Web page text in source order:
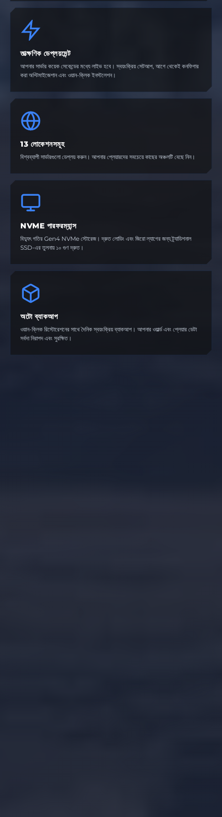
তাত্ক্ষণিক ডেপ্লয়মেন্ট
আপনার সার্ভার কয়েক সেকেন্ডের মধ্যে লাইভ হবে। স্বয়ংক্রিয় সেটআপ, আগে থেকেই কনফিগার
করা অপ্টিমাইজেশান এবং ওয়ান-ক্লিক ইনস্টলেশন।
13 লোকেশনসমূহ
বিশ্বব্যাপী সার্ভারগুলো ডেপ্লয় করুন। আপনার প্লেয়ারদের সবচেয়ে কাছের অঞ্চলটি বেছে নিন।
NVME পারফরম্যান্স
বিদ্যুৎ গতির Gen4 NVMe স্টোরেজ। দ্রুত লোডিং এবং জিরো ল্যাগের জন্য ট্র্যাডিশনাল
SSD-এর তুলনায় ১০ গুণ দ্রুত।
অটো ব্যাকআপ
ওয়ান-ক্লিক রিস্টোরেশনের সাথে দৈনিক স্বয়ংক্রিয় ব্যাকআপ। আপনার ওয়ার্ল্ড এবং প্লেয়ার ডেটা
সর্বদা নিরাপদ এবং সুরক্ষিত।